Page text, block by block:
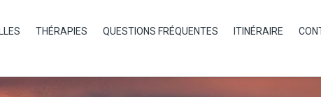
THÉRAPIES QUESTIONS FRÉQUENTES ITINÉRAIRE